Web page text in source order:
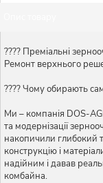
???? Преміальні
Ремонт верхнього
???? Чому обирають
Ми – компанія DOS-
та модернізації
накопичили глибокий
конструкцію і
надійним і давав
комбайна.